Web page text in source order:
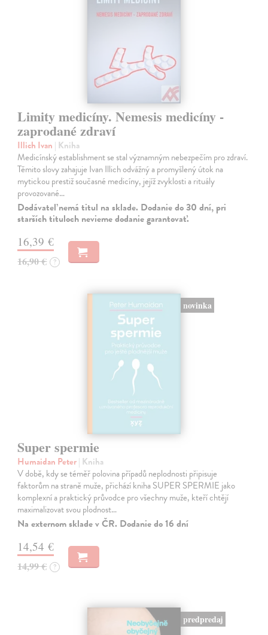
Limity medicíny. Nemesis medicíny -
zaprodané zdraví
Illich Ivan | Kniha
Medicínský establishment se stal významným nebezpečím pro zdraví.
Těmito slovy zahajuje Ivan Illich odvážný a promyšlený útok na
mytickou prestiž současné medicíny, jejíž zvyklosti a rituály
provozované…
Dodávateľ nemá titul na sklade. Dodanie do 30 dní, pri
starších tituloch nevieme dodanie garantovať.
16,39 €
16,90 € ?
novinka
Super spermie
Humaidan Peter| Kniha
V době, kdy se téměř polovina případů neplodnosti připisuje
faktorům na straně muže, přichází kniha SUPER SPERMIE jako
komplexní a praktický průvodce pro všechny muže, kteří chtějí
maximalizovat svou plodnost…
Na externom sklade v ČR. Dodanie do 16 dní
14,54 €
14,99 € ?
predpredaj